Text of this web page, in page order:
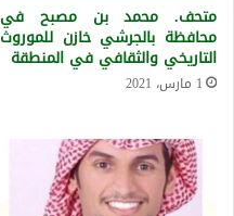
متحف. محمد بن مصبح في
محافظة بالجرشي خازن للموروث
التاريخي والثقافي في المنطقة
1 مارس، 2021